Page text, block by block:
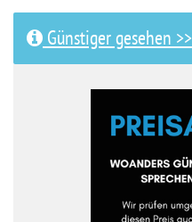
Günstiger gesehen >>